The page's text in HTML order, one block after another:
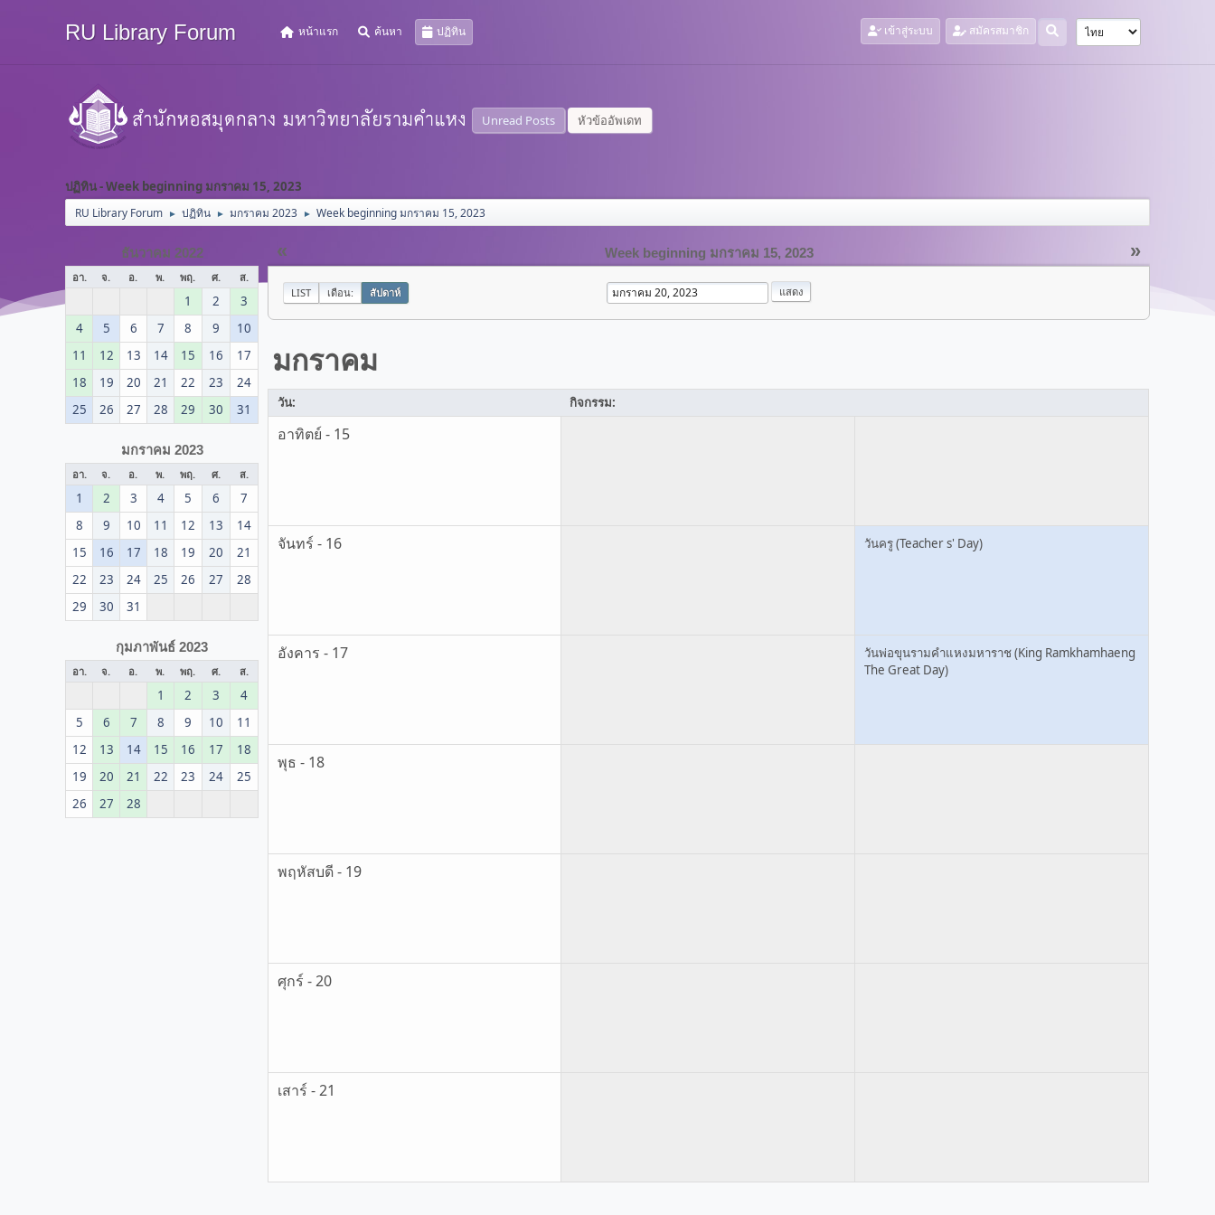
RU Library Forum หน้าแรก ค้นหา ปฏิทิน เข้าสู่ระบบ สมัครสมาชิก
Unread Posts หัวข้ออัพเดท
ปฏิทิน - Week beginning มกราคม 15, 2023
RU Library Forum ► ปฏิทิน ► มกราคม 2023 ► Week beginning มกราคม 15, 2023
ธันวาคม 2022
อา. จ. อ. พ. พฤ. ศ. ส.
1 2
3
4
5 6 7 8 9
10
11
12 13 14 15 16
17
18
19 20 21 22 23
24
25
26 27 28 29 30 31
มกราคม 2023
อา. จ. อ. พ. พฤ. ศ. ส.
1 2 3 4 5 6
7
8
9 10 11 12 13
14
15
16 17 18 19 20
21
22
23 24 25 26 27
28
29
30 31
กุมภาพันธ์ 2023
อา. จ. อ. พ. พฤ. ศ. ส.
1 2 3
4
5
6 7 8 9 10
11
12
13 14 15 16 17
18
19
20 21 22 23 24
25
26
27 28
« »
Week beginning มกราคม 15, 2023
LIST เดือน: สัปดาห์
มกราคม
วัน: กิจกรรม:
อาทิตย์ - 15
จันทร์ - 16 วันครู (Teacher s' Day)
อังคาร - 17
วันพ่อขุนรามคำแหงมหาราช (King Ramkhamhaeng
The Great Day)
พุธ - 18
พฤหัสบดี - 19
ศุกร์ - 20
เสาร์ - 21